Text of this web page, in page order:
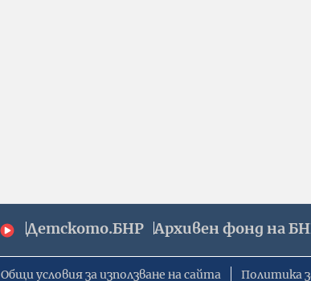
Детското.БНР Архивен фонд на
Общи условия за използване на сайта Политика